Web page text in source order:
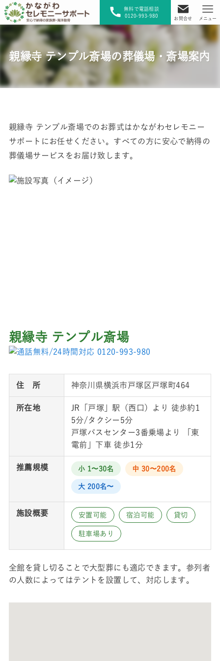
無料で電話相談
0120-993-980
お問合せ メニュー
親縁寺 テンプル斎場の葬儀場・斎場案内
親縁寺 テンプル斎場でのお葬式はかながわセレモニー
サポートにお任せください。すべての方に安心で納得の
葬儀場サービスをお届け致します。
親縁寺 テンプル斎場
住 所 神奈川県横浜市戸塚区戸塚町464
所在地
JR「戸塚」駅（西口）より 徒歩約1
5分/タクシー5分
戸塚バスセンター3番乗場より 「東
電前」下車 徒歩1分
推薦規模 小 1〜30名 中 30〜200名
大 200名〜
施設概要 安置可能 宿泊可能 貸切
駐車場あり
全館を貸し切ることで大型葬にも適応できます。参列者
の人数によってはテントを設置して、対応します。